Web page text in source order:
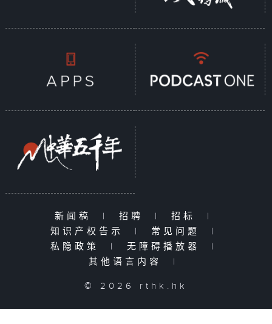
新闻稿 | 招聘 | 招标
|
知识产权告示
| 常见问题
|
私隐政策
| 无障碍播放器
|
其他语言内容
|
© 2026 rthk.hk